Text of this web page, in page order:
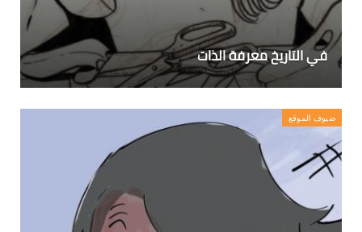
في التاريخ معرفة الذات
ضيوف الموقع